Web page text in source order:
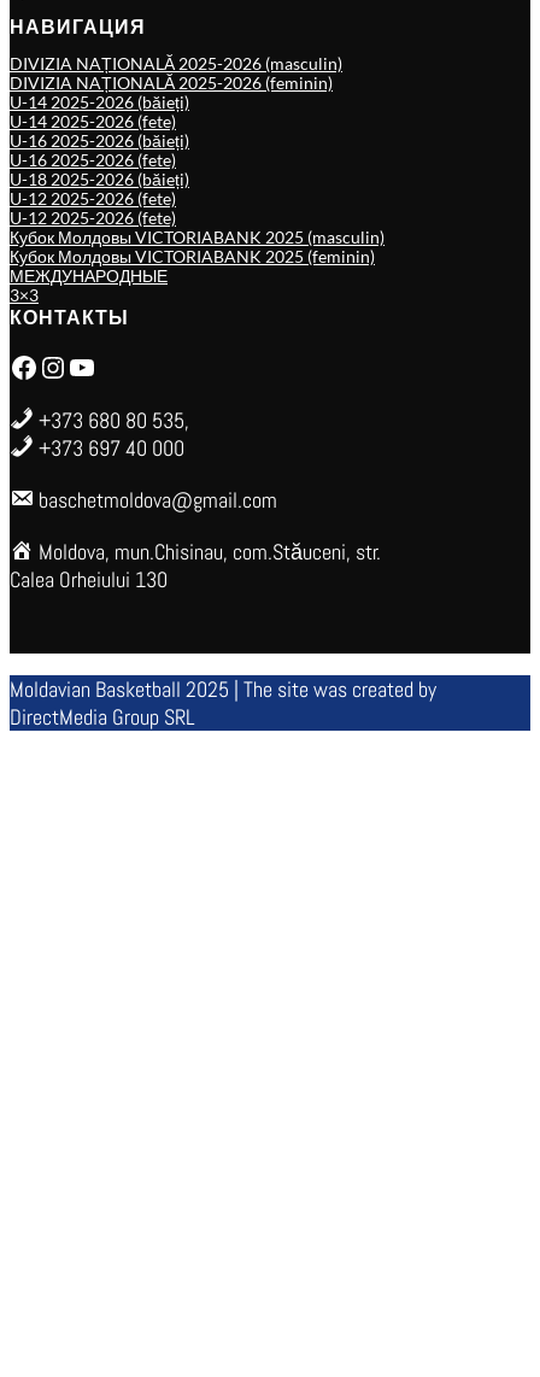
НАВИГАЦИЯ
DIVIZIA NAȚIONALĂ 2025-2026 (masculin)
DIVIZIA NAȚIONALĂ 2025-2026 (feminin)
U-14 2025-2026 (băieți)
U-14 2025-2026 (fete)
U-16 2025-2026 (băieți)
U-16 2025-2026 (fete)
U-18 2025-2026 (băieți)
U-12 2025-2026 (fete)
U-12 2025-2026 (fete)
Кубок Молдовы VICTORIABANK 2025 (masculin)
Кубок Молдовы VICTORIABANK 2025 (feminin)
МЕЖДУНАРОДНЫЕ
3×3
КОНТАКТЫ
Facebook Instagram YouTube
+373 680 80 535,
+373 697 40 000
baschetmoldova@gmail.com
Moldova, mun.Chisinau, com.Stăuceni, str.
Calea Orheiului 130
Moldavian Basketball 2025 | The site was created by
DirectMedia Group SRL